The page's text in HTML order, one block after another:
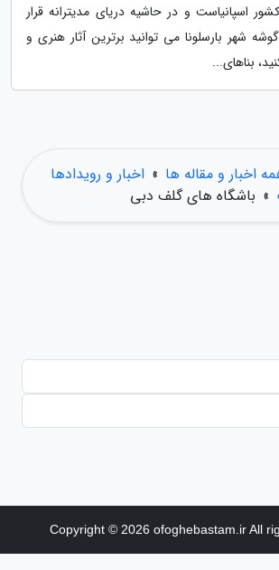
اسپانیاست و در حاشیه دریای مدیترانه قرار
شهر بارسلونا می توانید برترین آثار هنری و
بناهای...
اخبار و مقاله ها » اخبار و رویدادها
» باشگاه های گلف دبی
Copyright © 2026 ofoghebastam.ir All